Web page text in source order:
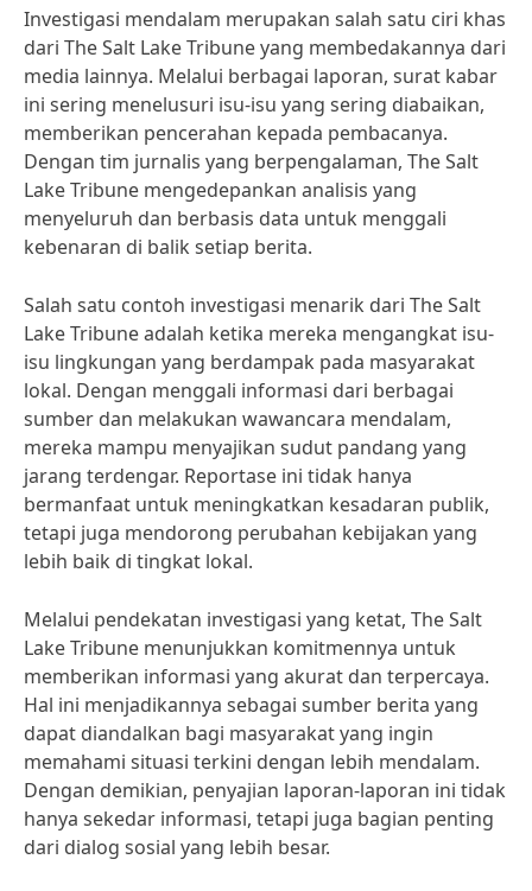
Investigasi mendalam merupakan salah satu ciri khas
dari The Salt Lake Tribune yang membedakannya dari
media lainnya. Melalui berbagai laporan, surat kabar
ini sering menelusuri isu-isu yang sering diabaikan,
memberikan pencerahan kepada pembacanya.
Dengan tim jurnalis yang berpengalaman, The Salt
Lake Tribune mengedepankan analisis yang
menyeluruh dan berbasis data untuk menggali
kebenaran di balik setiap berita.
Salah satu contoh investigasi menarik dari The Salt
Lake Tribune adalah ketika mereka mengangkat isu-
isu lingkungan yang berdampak pada masyarakat
lokal. Dengan menggali informasi dari berbagai
sumber dan melakukan wawancara mendalam,
mereka mampu menyajikan sudut pandang yang
jarang terdengar. Reportase ini tidak hanya
bermanfaat untuk meningkatkan kesadaran publik,
tetapi juga mendorong perubahan kebijakan yang
lebih baik di tingkat lokal.
Melalui pendekatan investigasi yang ketat, The Salt
Lake Tribune menunjukkan komitmennya untuk
memberikan informasi yang akurat dan terpercaya.
Hal ini menjadikannya sebagai sumber berita yang
dapat diandalkan bagi masyarakat yang ingin
memahami situasi terkini dengan lebih mendalam.
Dengan demikian, penyajian laporan-laporan ini tidak
hanya sekedar informasi, tetapi juga bagian penting
dari dialog sosial yang lebih besar.